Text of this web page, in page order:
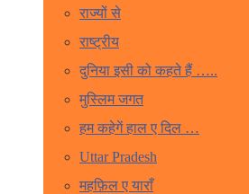
राज्यों से
राष्ट्रीय
दुनिया इसी को कहते हैं …..
मुस्लिम जगत
हम कहेगें हाल ए दिल …
Uttar Pradesh
महफ़िल ए याराँ